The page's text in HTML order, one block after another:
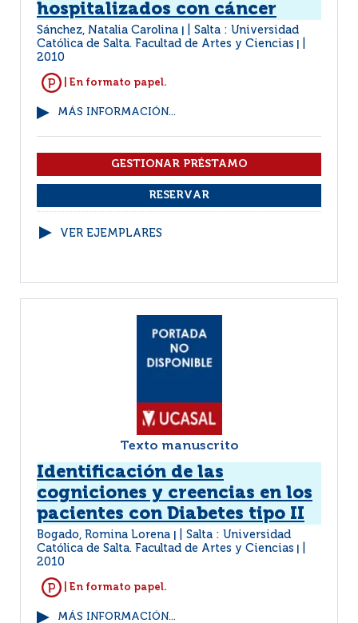
hospitalizados con cáncer
Sánchez, Natalia Carolina
Salta : Universidad
Católica de Salta. Facultad de Artes y Ciencias
2010
| En formato papel.
MÁS INFORMACIÓN...
VER EJEMPLARES
Texto manuscrito
Identificación de las
cogniciones y creencias en los
pacientes con Diabetes tipo II
Bogado, Romina Lorena
Salta : Universidad
Católica de Salta. Facultad de Artes y Ciencias
2010
| En formato papel.
MÁS INFORMACIÓN...